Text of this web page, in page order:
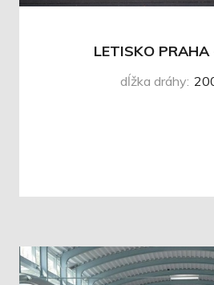
LETISKO PRAHA
dĺžka dráhy: